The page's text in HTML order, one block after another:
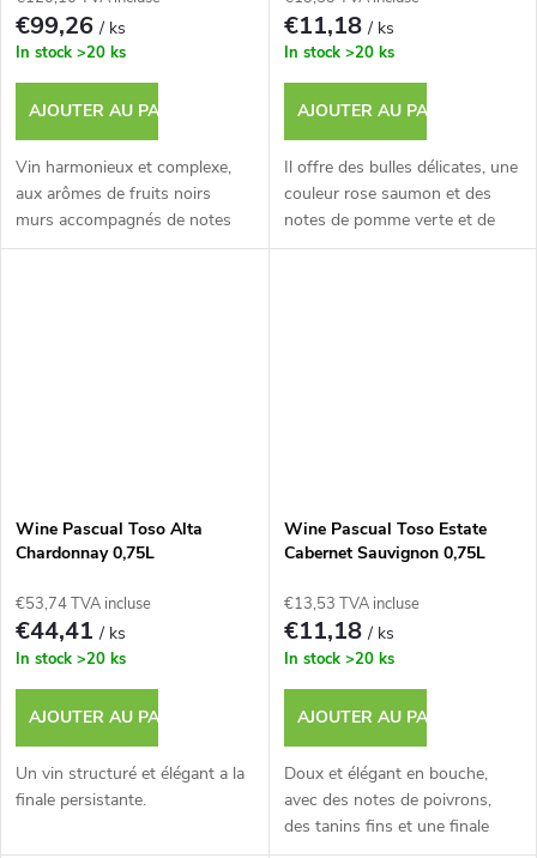
€99,26/ ks
In stock >20 ks
AJOUTER AU PANIER
Vin harmonieux et complexe,
aux arômes de fruits noirs
murs accompagnés de notes
épicées.
€11,18/ ks
In stock >20 ks
AJOUTER AU PANIER
Il offre des bulles délicates, une
couleur rose saumon et des
notes de pomme verte et de
peche.
Wine Pascual Toso Alta
Chardonnay 0,75L
€53,74 TVA incluse
€44,41/ ks
In stock >20 ks
AJOUTER AU PANIER
Un vin structuré et élégant a la
finale persistante.
Wine Pascual Toso Estate
Cabernet Sauvignon 0,75L
€13,53 TVA incluse
€11,18/ ks
In stock >20 ks
AJOUTER AU PANIER
Doux et élégant en bouche,
avec des notes de poivrons,
des tanins fins et une finale
équilibrée.